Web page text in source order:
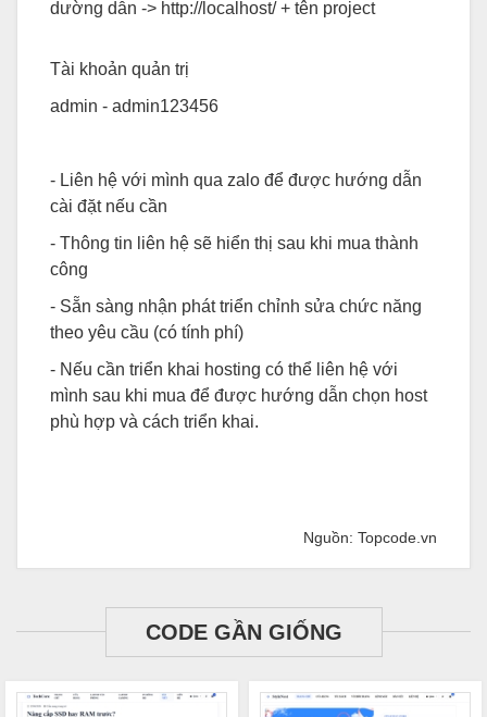
dường dẫn -> http://localhost/ + tên project
Tài khoản quản trị
admin - admin123456
- Liên hệ với mình qua zalo để được hướng dẫn
cài đặt nếu cần
- Thông tin liên hệ sẽ hiển thị sau khi mua thành
công
- Sẵn sàng nhận phát triển chỉnh sửa chức năng
theo yêu cầu (có tính phí)
- Nếu cần triển khai hosting có thể liên hệ với
mình sau khi mua để được hướng dẫn chọn host
phù hợp và cách triển khai.
Nguồn: Topcode.vn
CODE GẦN GIỐNG